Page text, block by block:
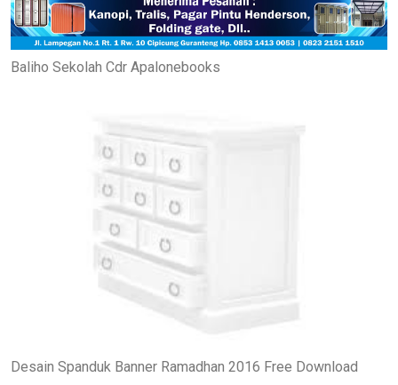
Baliho Sekolah Cdr Apalonebooks
Desain Spanduk Banner Ramadhan 2016 Free Download